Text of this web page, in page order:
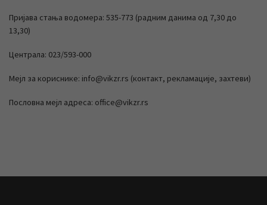
Пријава стања водомера: 535-773 (радним данима од 7,30 до
13,30)
Централа: 023/593-000
Мејл за кориснике: info@vikzr.rs (контакт, рекламације, захтеви)
Пословна мејл адреса: office@vikzr.rs